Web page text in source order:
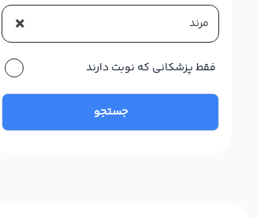
× مرند
فقط پزشکانی که نوبت دارند
جستجو